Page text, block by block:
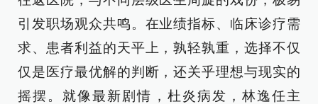
引发职场观众共鸣。在业绩指标、临床诊疗需
求、患者利益的天平上，孰轻孰重，选择不仅
仅是医疗最优解的判断，还关乎理想与现实的
摇摆。就像最新剧情，杜炎病发，林逸任主